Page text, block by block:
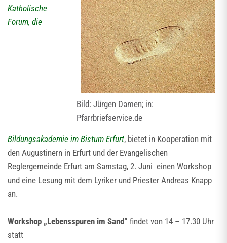
Bild: Jürgen Damen; in:
Pfarrbriefservice.de
Katholische
Forum, die
Bildungsakademie im Bistum Erfurt, bietet in Kooperation mit
den Augustinern in Erfurt und der Evangelischen
Reglergemeinde Erfurt am Samstag, 2. Juni einen Workshop
und eine Lesung mit dem Lyriker und Priester Andreas Knapp
an.
Workshop „Lebensspuren im Sand“ findet von 14 – 17.30 Uhr
statt